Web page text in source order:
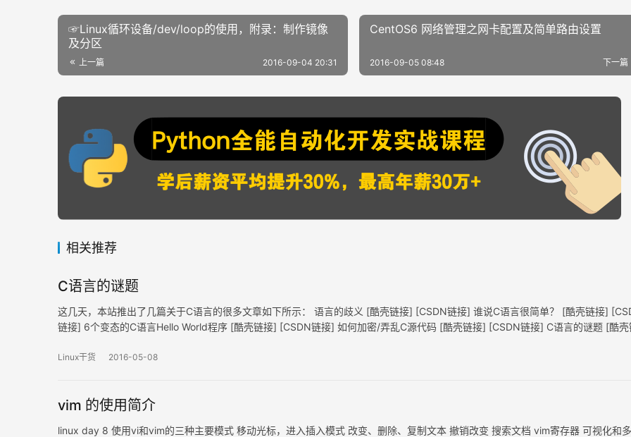
☞Linux循环设备/dev/loop的使用，附录：制作镜像
及分区
上一篇 2016-09-04 20:31
CentOS6 网络管理之网卡配置及简单路由设置
下一篇
2016-09-05 08:48
相关推荐
C语言的谜题
这几天，本站推出了几篇关于C语言的很多文章如下所示： 语言的歧义 [酷壳链接] [CSDN链接] 谁说C语言很简单？ [酷壳链接]
链接] 6个变态的C语言Hello World程序 [酷壳链接] [CSDN链接] 如何加密/弄乱C源代码 [酷壳链接] [CSDN链接] C语言的谜题 [酷壳
Linux干货 2016-05-08
vim 的使用简介
linux day 8 使用vi和vim的三种主要模式 移动光标，进入插入模式 改变、删除、复制文本 撤销改变 搜索文档 vim寄存器 可视化和